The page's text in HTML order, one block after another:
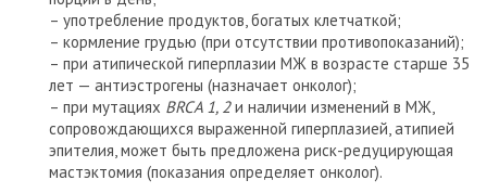
– употребление продуктов, богатых клетчаткой;
– кормление грудью (при отсутствии противопоказаний);
– при атипической гиперплазии МЖ в возрасте старше 35
лет — антиэстрогены (назначает онколог);
– при мутациях BRCA 1, 2и наличии изменений в МЖ,
сопровождающихся выраженной гиперплазией, атипией
эпителия, может быть предложена риск-редуцирующая
мастэктомия (показания определяет онколог).